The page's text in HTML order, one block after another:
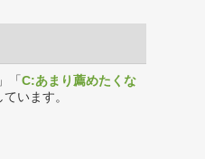
」「C:あまり薦めたくな
います。